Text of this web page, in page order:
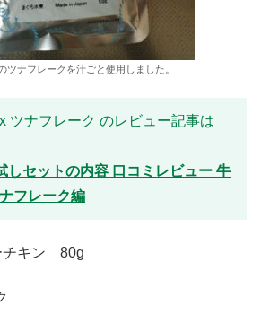
ツナフレークを汁ごと使用しました。
ツナフレーク のレビュー記事は
しセットの内容 口コミレビュー 牛
フレーク編
チキン 80g